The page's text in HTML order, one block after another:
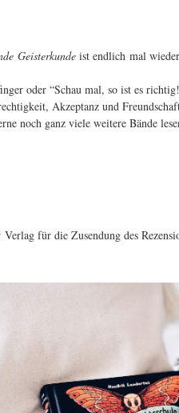
Geisterkundeist endlich mal
oder “Schau mal, so ist es
Akzeptanz und
noch ganz viele weitere Bände
für die Zusendung des